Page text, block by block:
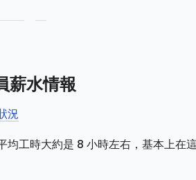
薪水情報
況
均工時大約是 8 小時左右，基本上在